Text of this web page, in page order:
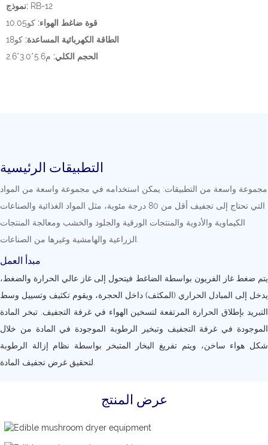
نموذج: RB-12
قوة ضاغط الهواء: كو10.05
الطاقة الكهربائية المساعدة: كو18
الحجم الكلي: م5.6*3.0*2.6
التطبيقات الرئيسية
مجموعة واسعة من التطبيقات: يمكن استخدامه في مجموعة واسعة من المواد
التي تحتاج إلى تجفيف أقل من 80 درجة مئوية، مثل المواد الغذائية والصناعات
الكيماوية والأدوية والمنتجات الورقية والجلود والخشب ومعالجة المنتجات
مبدأ العمل
يتم ضغط غاز الفريون بواسطة الضاغط فيتحول إلى غاز عالي الحرارة والضغط،
يدخل إلى المبادل الحراري (المكثف) داخل الحجرة، ويقوم تكثيف وتسييل وسط
التبريد بإطلاق الحرارة المرتفعة لتسخين الهواء في غرفة التجفيف. تبخر المادة
الموجودة في غرفة التجفيف وتبخير الرطوبة الموجودة في المادة من خلال
شكل هواء ساخن، ويتم تفريغ البخار المتبخر بواسطة نظام إزالة الرطوبة
عرض المنتج